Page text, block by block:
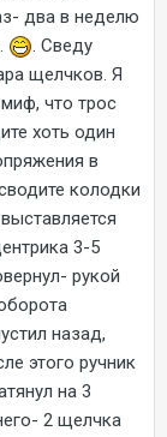
два в неделю
. Сведу
щелчков. Я
что трос
хоть один
в
колодки
3-5
рукой
назад,
этого ручник
на 3
2 щелчка